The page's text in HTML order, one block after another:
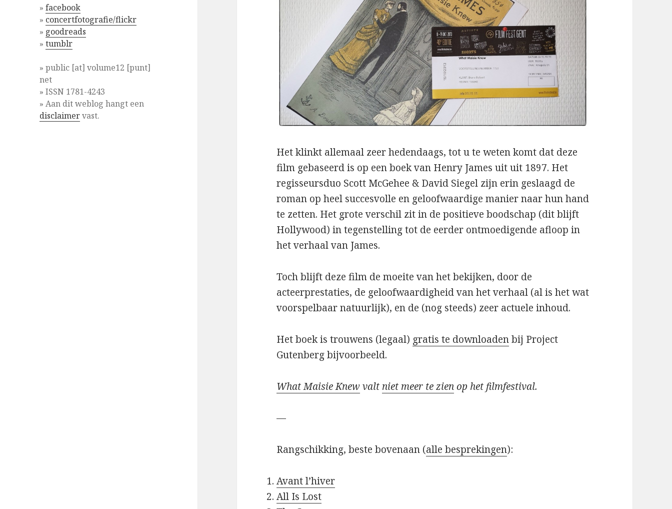
»facebook
» concertfotografie/flickr
» goodreads
»tumblr
» public [at] volume12 [punt]
net
» ISSN 1781-4243
» Aan dit weblog hangt een
disclaimervast.
Het klinkt allemaal zeer hedendaags, tot u te weten komt dat deze
film gebaseerd is op een boek van Henry James uit uit 1897. Het
regisseursduo Scott McGehee & David Siegel zijn erin geslaagd de
roman op heel succesvolle en geloofwaardige manier naar hun hand
te zetten. Het grote verschil zit in de positieve boodschap (dit blijft
Hollywood) in tegenstelling tot de eerder ontmoedigende afloop in
het verhaal van James.
Toch blijft deze film de moeite van het bekijken, door de
acteerprestaties, de geloofwaardigheid van het verhaal (al is het wat
voorspelbaar natuurlijk), en de (nog steeds) zeer actuele inhoud.
Het boek is trouwens (legaal) gratis te downloadenbij Project
Gutenberg bijvoorbeeld.
What Maisie Knewvalt niet meer te zienop het filmfestival.
—
Rangschikking, beste bovenaan (alle besprekingen):
Avant l’hiver
All Is Lost